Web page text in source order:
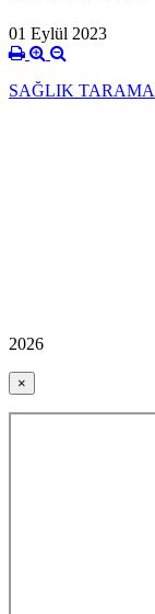
01 Eylül 2023
SAĞLIK
2026
×